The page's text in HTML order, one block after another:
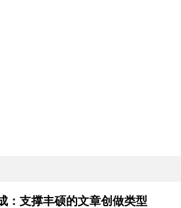
：支撑丰硕的文章创做类型